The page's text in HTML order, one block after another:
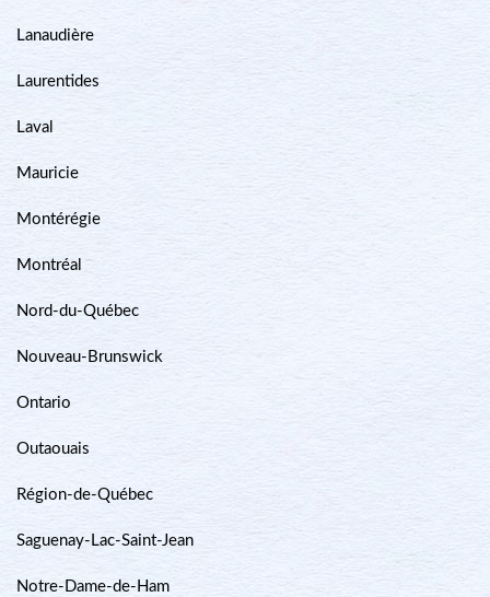
Lanaudière
Laurentides
Laval
Mauricie
Montérégie
Montréal
Nord-du-Québec
Nouveau-Brunswick
Ontario
Outaouais
Région-de-Québec
Saguenay-Lac-Saint-Jean
Notre-Dame-de-Ham